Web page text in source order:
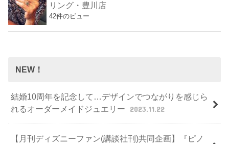
リング・豊川店
42件のビュー
NEW！
結婚10周年を記念して…デザインでつながりを感じら
れるオーダーメイドジュエリー
2023.11.22
【月刊ディズニーファン(講談社刊)共同企画】『ピノ